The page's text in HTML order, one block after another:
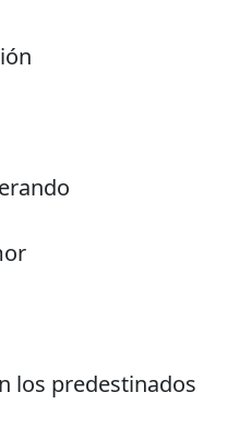
los predestinados